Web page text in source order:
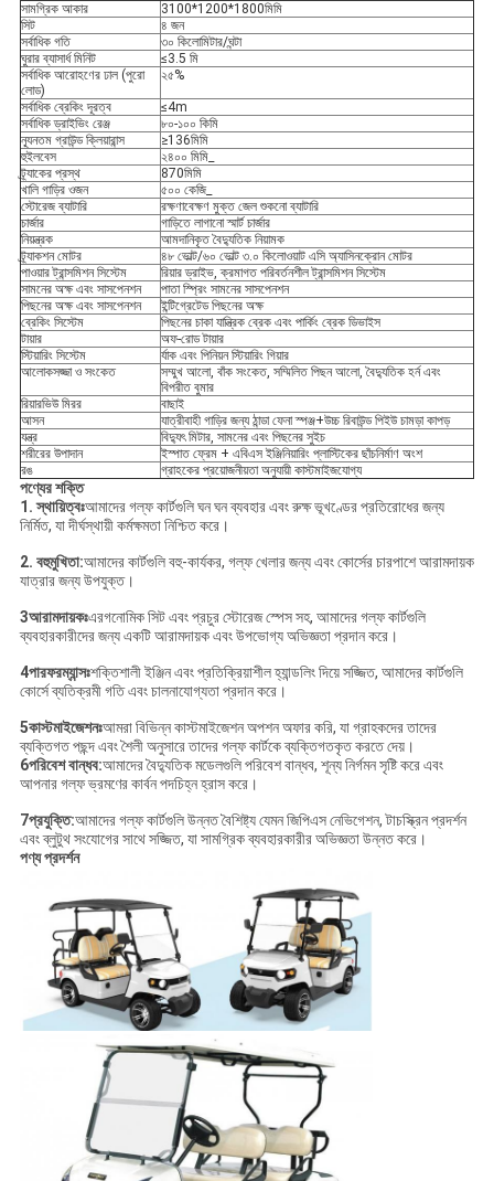
সামগ্রিক আকার 3100*1200*1800মিমি
সিট
৪ জন
সর্বাধিক গতি
৩০ কিলোমিটার/ঘন্টা
ঘুরার ব্যাসার্ধ মিনিট
≤3.5 মি
সর্বাধিক আরোহণের ঢাল (পুরো
লোড)
২৫%
সর্বাধিক ব্রেকিং দূরত্ব
≤4m
সর্বাধিক ড্রাইভিং রেঞ্জ
৮০-১০০ কিমি
ন্যূনতম গ্রাউন্ড ক্লিয়ারান্স
≥136মিমি
হুইলবেস
২৪০০ মিমি_
ট্র্যাকের প্রস্থ
870মিমি
খালি গাড়ির ওজন
৫০০ কেজি_
স্টোরেজ ব্যাটারি
রক্ষণাবেক্ষণ মুক্ত জেল শুকনো ব্যাটারি
চার্জার
গাড়িতে লাগানো স্মার্ট চার্জার
নিয়ন্ত্রক
আমদানিকৃত বৈদ্যুতিক নিয়ামক
ট্র্যাকশন মোটর
৪৮ ভোল্ট/৬০ ভোল্ট ৩.০ কিলোওয়াট এসি অ্যাসিনক্রোন মোটর
পাওয়ার ট্রান্সমিশন সিস্টেম
রিয়ার ড্রাইভ, ক্রমাগত পরিবর্তনশীল ট্রান্সমিশন সিস্টেম
সামনের অক্ষ এবং সাসপেনশন
পাতা স্প্রিং সামনের সাসপেনশন
পিছনের অক্ষ এবং সাসপেনশন
ইন্টিগ্রেটেড পিছনের অক্ষ
ব্রেকিং সিস্টেম
পিছনের চাকা যান্ত্রিক ব্রেক এবং পার্কিং ব্রেক ডিভাইস
টায়ার
অফ-রোড টায়ার
স্টিয়ারিং সিস্টেম
র্যাক এবং পিনিয়ন স্টিয়ারিং গিয়ার
আলোকসজ্জা ও সংকেত
সম্মুখ আলো, বাঁক সংকেত, সম্মিলিত পিছন আলো, বৈদ্যুতিক হর্ন এবং
বিপরীত বুমার
রিয়ারভিউ মিরর
বাছাই
আসন
যাত্রীবাহী গাড়ির জন্য ঠান্ডা ফেনা স্পঞ্জ+উচ্চ রিবাউন্ড পিইউ চামড়া কাপড়
যন্ত্র
বিদ্যুৎ মিটার, সামনের এবং পিছনের সুইচ
শরীরের উপাদান
ইস্পাত ফ্রেম + এবিএস ইঞ্জিনিয়ারিং প্লাস্টিকের ছাঁচনির্মাণ অংশ
রঙ
গ্রাহকের প্রয়োজনীয়তা অনুযায়ী কাস্টমাইজযোগ্য
পণ্যের শক্তি
1. স্থায়িত্বঃআমাদের গল্ফ কার্টগুলি ঘন ঘন ব্যবহার এবং রুক্ষ ভূখণ্ডের প্রতিরোধের জন্য
নির্মিত, যা দীর্ঘস্থায়ী কর্মক্ষমতা নিশ্চিত করে।
2. বহুমুখিতা:আমাদের কার্টগুলি বহু-কার্যকর, গল্ফ খেলার জন্য এবং কোর্সের চারপাশে আরামদায়ক
যাত্রার জন্য উপযুক্ত।
3আরামদায়কঃএরগনোমিক সিট এবং প্রচুর স্টোরেজ স্পেস সহ, আমাদের গল্ফ কার্টগুলি
ব্যবহারকারীদের জন্য একটি আরামদায়ক এবং উপভোগ্য অভিজ্ঞতা প্রদান করে।
4পারফরম্যান্সঃশক্তিশালী ইঞ্জিন এবং প্রতিক্রিয়াশীল হ্যান্ডলিং দিয়ে সজ্জিত, আমাদের কার্টগুলি
কোর্সে ব্যতিক্রমী গতি এবং চালনাযোগ্যতা প্রদান করে।
5কাস্টমাইজেশনঃআমরা বিভিন্ন কাস্টমাইজেশন অপশন অফার করি, যা গ্রাহকদের তাদের
ব্যক্তিগত পছন্দ এবং শৈলী অনুসারে তাদের গল্ফ কার্টকে ব্যক্তিগতকৃত করতে দেয়।
6পরিবেশ বান্ধব:আমাদের বৈদ্যুতিক মডেলগুলি পরিবেশ বান্ধব, শূন্য নির্গমন সৃষ্টি করে এবং
আপনার গল্ফ ভ্রমণের কার্বন পদচিহ্ন হ্রাস করে।
7প্রযুক্তি:আমাদের গল্ফ কার্টগুলি উন্নত বৈশিষ্ট্য যেমন জিপিএস নেভিগেশন, টাচস্ক্রিন প্রদর্শন
এবং ব্লুটুথ সংযোগের সাথে সজ্জিত, যা সামগ্রিক ব্যবহারকারীর অভিজ্ঞতা উন্নত করে।
পণ্য প্রদর্শন